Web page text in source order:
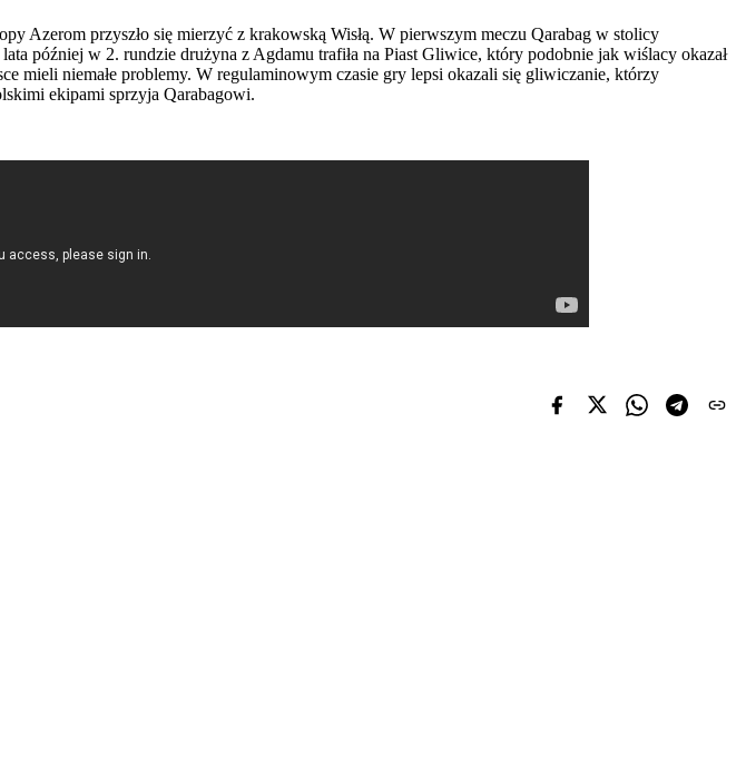
przyszło się mierzyć z krakowską Wisłą. W pierwszym meczu Qarabag w stolicy
później w 2. rundzie drużyna z Agdamu trafiła na Piast Gliwice, który podobnie jak wiślacy okazał
mieli niemałe problemy. W regulaminowym czasie gry lepsi okazali się gliwiczanie, którzy
ekipami sprzyja Qarabagowi.